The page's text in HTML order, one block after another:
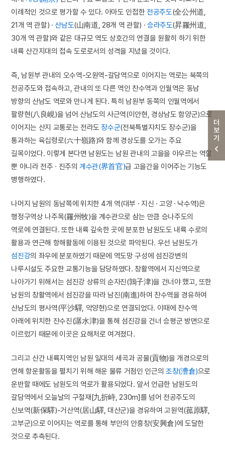
더보기
이례적인 것으로 평가할 수 있다. 아마도 인접한 전공주도(全公州道,
21개 역 관할) · 산남도(山南道, 28개 역 관할) · 승라주도(昇羅州道,
30개 역 관할)와 같은 대규모 역도 상호간의 연결을 원활히 하기 위한
내륙 산간지대의 접속 도로로서의 성격을 지녔을 것이다.
즉, 남원부 관내의 오수역-오원역-갈담역으로 이어지는 역로는 북쪽의
전공주도와 접속하고, 관내의 또 다른 역인 찬수역과 인월역은 동남
방향의 산남도 역로와 만나게 된다. 특히 남원부 동쪽의 인월역에서
팔량현(八良峴)을 넘어 산남도의 사근역(이안현, 경상남도 함양군)으로
이어지는 산지 교통로는 전라도 장수군(전북특별자치도 장수군)을
통과하는 육십령로(六十嶺路)와 함께 경상도를 오가는 주요
길목이었다. 이렇게 본다면 남원도는 남원 관내의 고을을 아우르는 역할
뿐 아니라 전주 · 진주의계수관(界首官)급 고을간을 이어주는 기능도
병행하였다.
나머지 남원의 동남쪽에 위치한 4개 역(대부 · 지신 · 고양 · 낙수역)은
행정구역상 나주목(羅州牧)을 계수관으로 삼는 만큼 승나주도의
역로에 연결된다. 또한 내륙 깊숙한 곳에 분포한 남원도도 내륙 수로의
활용과 연근해 항해활동에 이용된 것으로 파악된다. 우선 남원도가
섬진강의 좌우에 분포하였기 때문에 역도망 구성에 섬진강변의
나루시설도 주요한 교통기능을 담당하였다. 창활역에서 지신역으로
나아가기 위해서는 섬진강 상류의 순자진(鶉子津)을 건너야 했고, 또한
남원의 창활역에서 섬진강을 따라 남진(南進)하여 찬수역을 경유하여
산남도의 평사역(平沙驛, 악양현)으로 연결되었다. 이때에 찬수역
아래에 위치한 잔수진(潺水津)을 통해 섬진강을 건너 승평군 방면으로
이르렀기 때문에 이곳은 요해처로 여겨졌다.
그리고 산간 내륙지역인 남원 일대의 세곡과 공물(貢物)을 개경으로의
연해 항운활동을 펼치기 위해 해운 물류 거점인 인근의 조창(漕倉)으로
운반할 때에도 남원도의 역로가 활용되었다. 앞서 언급한 남원도의
갈담역에서 오늘날의 구절재[九折峙, 230m]를 넘어 전공주도의
신보역(新保驛)-거산역(居山驛, 대산군)을 경유하여 고원역(菰原驛,
고부군)으로 이어지는 역로를 통해 부안의 안흥창(安興倉)에 도달한
것으로 추측된다.